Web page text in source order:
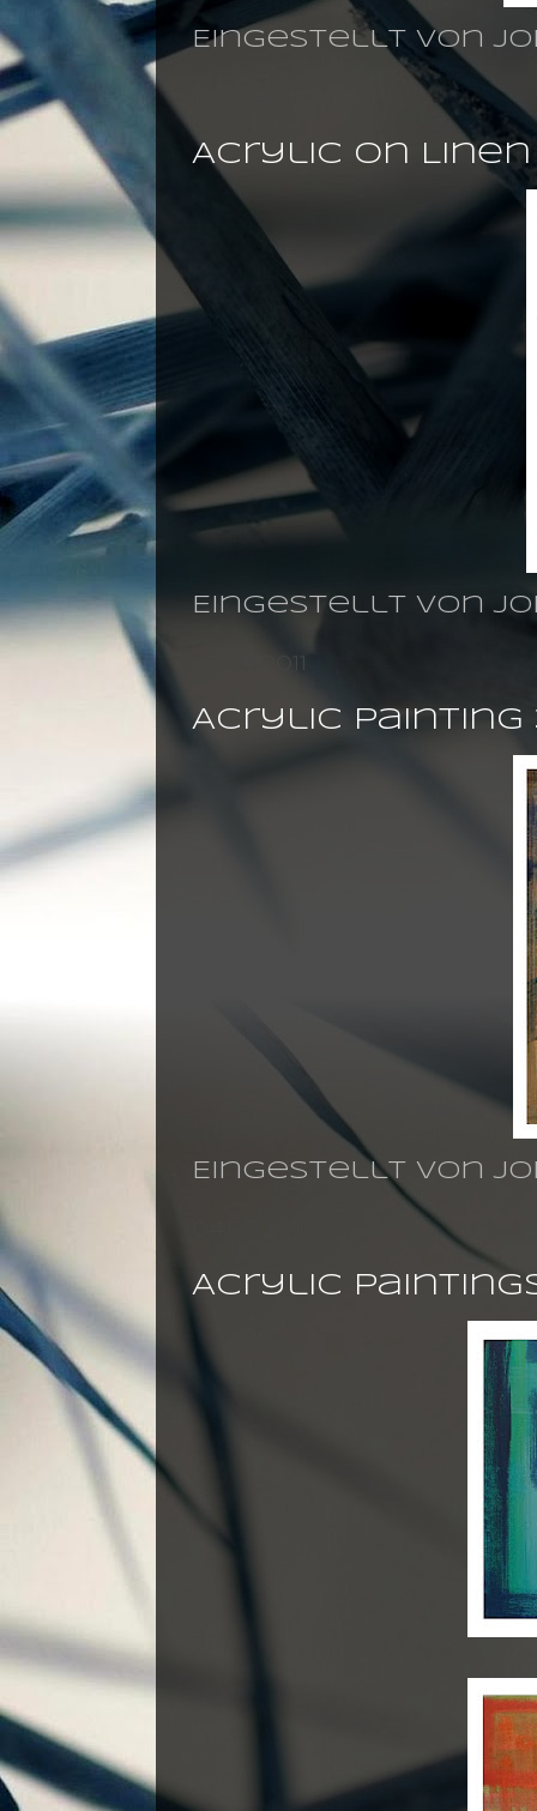
Eingestellt von
Acrylic on Linen
Eingestellt von
Acrylic painting
Eingestellt von
Acrylic paintings